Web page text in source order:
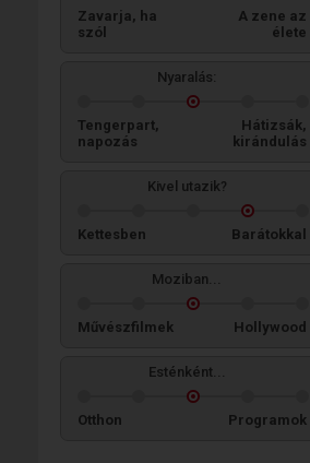
Zavarja, ha
szól
A zene az
élete
Nyaralás:
Tengerpart,
napozás
Hátizsák,
kirándulás
Kivel utazik?
Kettesben Barátokkal
Moziban...
Művészfilmek Hollywood
Esténként...
Otthon Programok